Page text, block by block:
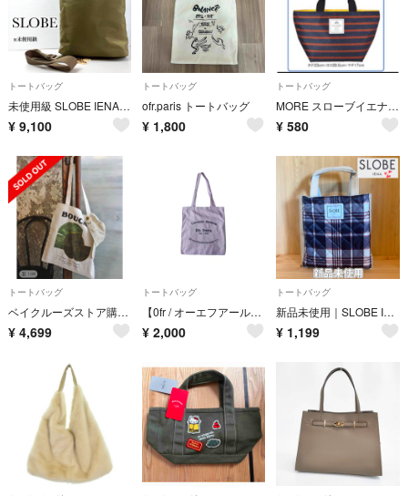
トートバッグ
未使用級 SLOBE IENA 2way ショルダー ナイロン ターンロック
¥ 9,100
トートバッグ
ofr.paris トートバッグ
¥ 1,800
トートバッグ
MORE スローブイエナ BIGトート
¥ 580
トートバッグ
ベイクルーズストア購入☆スローブイエナIENAリネントート☆完売グリーン☆新品
¥ 4,699
トートバッグ
【0fr / オーエフアール】トートバッグ
¥ 2,000
トートバッグ
新品未使用｜SLOBE IENA キルティング トートバッグ チェック柄
¥ 1,199